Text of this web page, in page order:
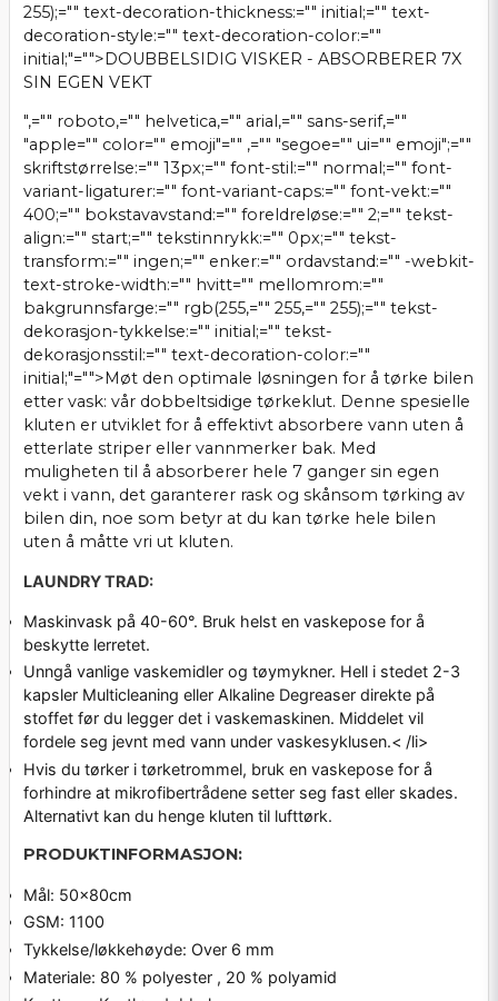
255);="" text-decoration-thickness:="" initial;="" text-
decoration-style:="" text-decoration-color:=""
initial;"="">DOUBBELSIDIG VISKER - ABSORBERER 7X
SIN EGEN VEKT
",="" roboto,="" helvetica,="" arial,="" sans-serif,=""
"apple="" color="" emoji"="" ,="" "segoe="" ui="" emoji";=""
skriftstørrelse:="" 13px;="" font-stil:="" normal;="" font-
variant-ligaturer:="" font-variant-caps:="" font-vekt:=""
400;="" bokstavavstand:="" foreldreløse:="" 2;="" tekst-
align:="" start;="" tekstinnrykk:="" 0px;="" tekst-
transform:="" ingen;="" enker:="" ordavstand:="" -webkit-
text-stroke-width:="" hvitt="" mellomrom:=""
bakgrunnsfarge:="" rgb(255,="" 255,="" 255);="" tekst-
dekorasjon-tykkelse:="" initial;="" tekst-
dekorasjonsstil:="" text-decoration-color:=""
initial;"="">Møt den optimale løsningen for å tørke bilen
etter vask: vår dobbeltsidige tørkeklut. Denne spesielle
kluten er utviklet for å effektivt absorbere vann uten å
etterlate striper eller vannmerker bak. Med
muligheten til å absorberer hele 7 ganger sin egen
vekt i vann, det garanterer rask og skånsom tørking av
bilen din, noe som betyr at du kan tørke hele bilen
uten å måtte vri ut kluten.
LAUNDRY TRAD:
Maskinvask på 40-60°. Bruk helst en vaskepose for å
beskytte lerretet.
Unngå vanlige vaskemidler og tøymykner. Hell i stedet 2-3
kapsler Multicleaning eller Alkaline Degreaser direkte på
stoffet før du legger det i vaskemaskinen. Middelet vil
fordele seg jevnt med vann under vaskesyklusen.< /li>
Hvis du tørker i tørketrommel, bruk en vaskepose for å
forhindre at mikrofibertrådene setter seg fast eller skades.
Alternativt kan du henge kluten til lufttørk.
PRODUKTINFORMASJON:
Mål: 50x80cm
GSM: 1100
Tykkelse/løkkehøyde: Over 6 mm
Materiale: 80 % polyester , 20 % polyamid